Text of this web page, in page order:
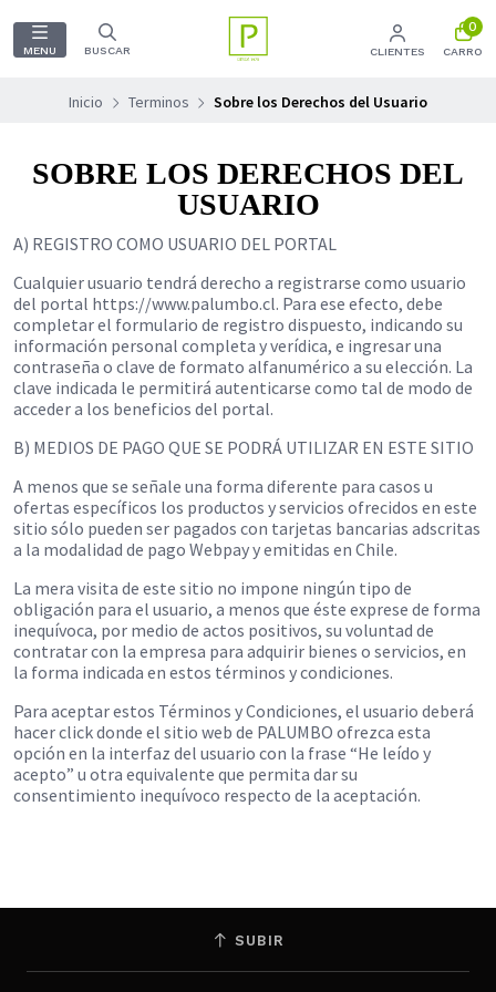
MENU BUSCAR CLIENTES
0
CARRO
Inicio Terminos Sobre los Derechos del Usuario
SOBRE LOS DERECHOS DEL
USUARIO
A) REGISTRO COMO USUARIO DEL PORTAL
Cualquier usuario tendrá derecho a registrarse como usuario
del portal https://www.palumbo.cl. Para ese efecto, debe
completar el formulario de registro dispuesto, indicando su
información personal completa y verídica, e ingresar una
contraseña o clave de formato alfanumérico a su elección. La
clave indicada le permitirá autenticarse como tal de modo de
acceder a los beneficios del portal.
B) MEDIOS DE PAGO QUE SE PODRÁ UTILIZAR EN ESTE SITIO
A menos que se señale una forma diferente para casos u
ofertas específicos los productos y servicios ofrecidos en este
sitio sólo pueden ser pagados con tarjetas bancarias adscritas
a la modalidad de pago Webpay y emitidas en Chile.
La mera visita de este sitio no impone ningún tipo de
obligación para el usuario, a menos que éste exprese de forma
inequívoca, por medio de actos positivos, su voluntad de
contratar con la empresa para adquirir bienes o servicios, en
la forma indicada en estos términos y condiciones.
Para aceptar estos Términos y Condiciones, el usuario deberá
hacer click donde el sitio web de PALUMBO ofrezca esta
opción en la interfaz del usuario con la frase “He leído y
acepto” u otra equivalente que permita dar su
consentimiento inequívoco respecto de la aceptación.
SUBIR